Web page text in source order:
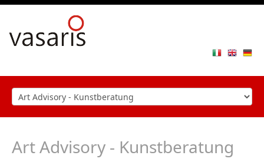
Art Advisory - Kunstberatung